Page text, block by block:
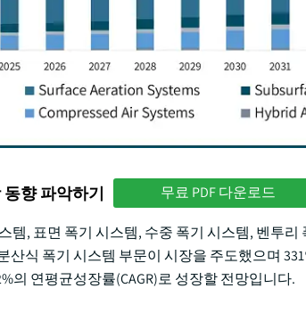
향 파악하기 무료 PDF 다운로드
, 표면 폭기 시스템, 수중 폭기 시스템, 벤투
식 폭기 시스템 부문이 시장을 주도했으며
의 연평균성장률(CAGR)로 성장할 전망입니다.